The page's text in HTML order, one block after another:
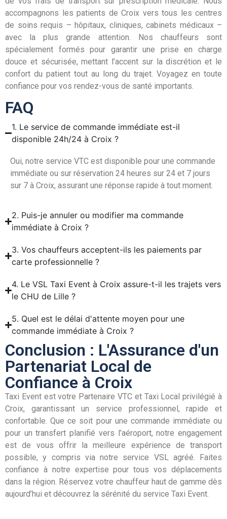
accompagnons les patients de Croix vers tous les centres
de soins requis – hôpitaux, cliniques, cabinets médicaux –
avec la plus grande attention. Nos chauffeurs sont
spécialement formés pour garantir une prise en charge
douce et sécurisée, mettant l’accent sur la discrétion et le
confort du patient tout au long du trajet. Voyagez en toute
confiance pour vos rendez-vous de santé importants.
FAQ
1. Le service de commande immédiate est-il
disponible 24h/24 à Croix ?
Oui, notre service VTC est disponible pour une commande
immédiate ou sur réservation 24 heures sur 24 et 7 jours
sur 7 à Croix, assurant une réponse rapide à tout moment.
2. Puis-je annuler ou modifier ma commande
immédiate à Croix ?
3. Vos chauffeurs acceptent-ils les paiements par
carte professionnelle ?
4. Le VSL Taxi Event à Croix assure-t-il les trajets vers
le CHU de Lille ?
5. Quel est le délai d'attente moyen pour une
commande immédiate à Croix ?
Conclusion : L'Assurance d'un
Partenariat Local de
Confiance à Croix
Taxi Event est votre Partenaire VTC et Taxi Local privilégié à
Croix, garantissant un service professionnel, rapide et
confortable. Que ce soit pour une commande immédiate ou
pour un transfert planifié vers l’aéroport, notre engagement
est de vous offrir la meilleure expérience de transport
possible, y compris via notre service VSL agréé. Faites
confiance à notre expertise pour tous vos déplacements
dans la région. Réservez votre chauffeur haut de gamme dès
aujourd’hui et découvrez la sérénité du service Taxi Event.